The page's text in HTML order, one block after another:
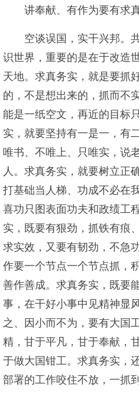
讲奉献、有作为要有求
空谈误国，实干兴邦。
识世界，重要的是在于改造
天地。求真务实，就是要抓
的，不是想出来的，抓而不
能是一纸空文，再近的目标
实，就要坚持有一是一，有
唯书、不唯上、只唯实，说
人。求真务实，就要树立正
打基础当人梯、功成不必在
喜功只图表面功夫和政绩工
实，既要有狠劲，抓铁有痕
求实效，又要有韧劲，不急
作要一个节点一个节点抓，
善作善成。求真务实，既要
事，在干好小事中见精神显
之、因小而不为，要有大国
精，甘于平凡，甘于奉献，
于做大国钳工。求真务实，
部署的工作咬住不放，一抓